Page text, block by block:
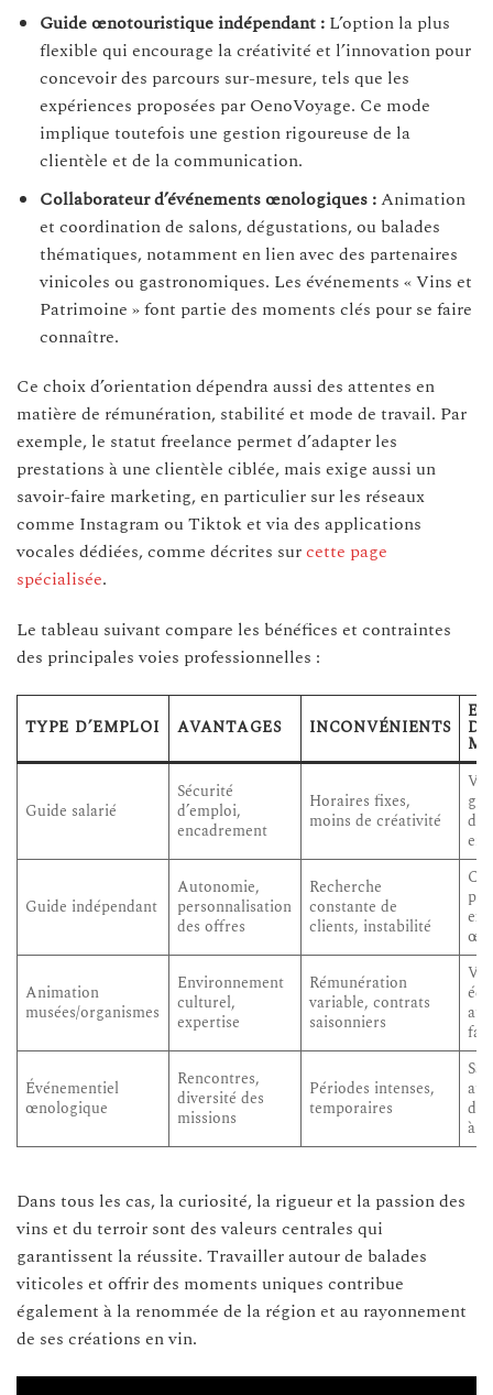
Guide œnotouristique indépendant :L’option la plus
flexible qui encourage la créativité et l’innovation pour
concevoir des parcours sur-mesure, tels que les
expériences proposées par OenoVoyage. Ce mode
implique toutefois une gestion rigoureuse de la
clientèle et de la communication.
Collaborateur d’événements œnologiques :Animation
et coordination de salons, dégustations, ou balades
thématiques, notamment en lien avec des partenaires
vinicoles ou gastronomiques. Les événements « Vins et
Patrimoine » font partie des moments clés pour se faire
connaître.
Ce choix d’orientation dépendra aussi des attentes en
matière de rémunération, stabilité et mode de travail. Par
exemple, le statut freelance permet d’adapter les
prestations à une clientèle ciblée, mais exige aussi un
savoir-faire marketing, en particulier sur les réseaux
comme Instagram ou Tiktok et via des applications
vocales dédiées, comme décrites surcette page
spécialisée.
Le tableau suivant compare les bénéfices et contraintes
des principales voies professionnelles :
TYPE D’EMPLOI AVANTAGES INCONVÉNIENTS DE
Guide salarié
Sécurité
d’emploi,
encadrement
Horaires fixes,
moins de créativité
en
Guide indépendant
Autonomie,
personnalisation
des offres
Recherche
constante de
clients, instabilité
Animation
musées/organismes
Environnement
culturel,
expertise
Rémunération
variable, contrats
saisonniers
Événementiel
œnologique
Rencontres,
diversité des
missions
Périodes intenses,
temporaires
à
Dans tous les cas, la curiosité, la rigueur et la passion des
vins et du terroir sont des valeurs centrales qui
garantissent la réussite. Travailler autour de balades
viticoles et offrir des moments uniques contribue
également à la renommée de la région et au rayonnement
de ses créations en vin.